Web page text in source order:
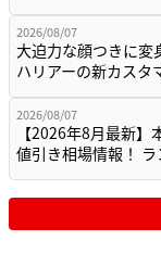
2026/08/07
大迫力な顔つきに変
ハリアーの新カスタ
2026/08/07
【2026年8月最新】
値引き相場情報！